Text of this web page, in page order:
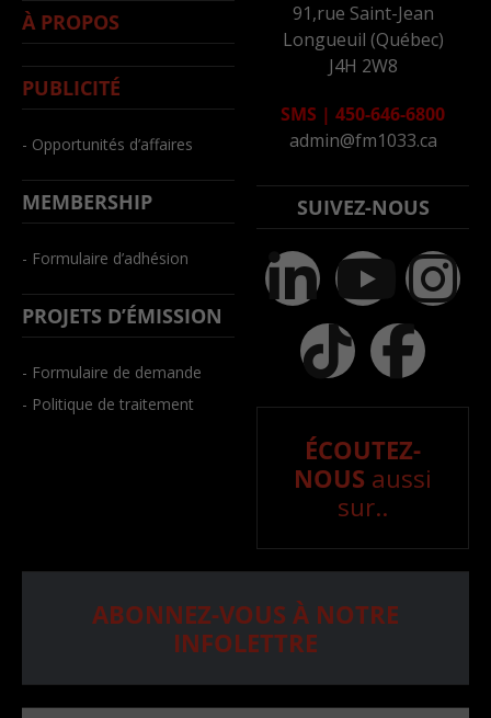
À PROPOS
PUBLICITÉ
- Opportunités d’affaires
MEMBERSHIP
- Formulaire d’adhésion
PROJETS D’ÉMISSION
- Formulaire de demande
- Politique de traitement
91,rue Saint-Jean
Longueuil (Québec)
J4H 2W8
SMS | 450-646-6800
admin@fm1033.ca
SUIVEZ-NOUS
ÉCOUTEZ-
NOUS aussi
sur..
ABONNEZ-VOUS À NOTRE
INFOLETTRE